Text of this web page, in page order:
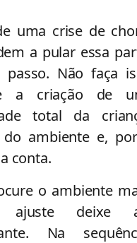
uma crise de
a pular essa
passo. Não faça
a criação de
total da
do ambiente e,
conta.
o ambiente
deixe a
Na